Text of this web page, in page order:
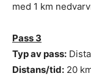
med 1 km
Pass 3
Typ av pass:
Distans/tid: 20